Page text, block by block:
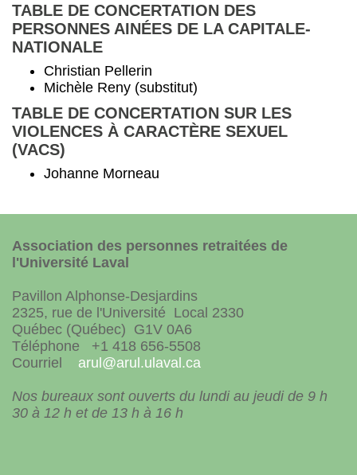
TABLE DE CONCERTATION DES
PERSONNES AINÉES DE LA CAPITALE-
NATIONALE
Christian Pellerin
Michèle Reny (substitut)
TABLE DE CONCERTATION SUR LES
VIOLENCES À CARACTÈRE SEXUEL
(VACS)
Johanne Morneau
Association des personnes retraitées de
l'Université Laval
Pavillon Alphonse-Desjardins
2325, rue de l'Université Local 2330
Québec (Québec) G1V 0A6
Téléphone +1 418 656-5508
Courriel arul@arul.ulaval.ca
Nos bureaux sont ouverts du lundi au jeudi de 9 h
30 à 12 h et de 13 h à 16 h